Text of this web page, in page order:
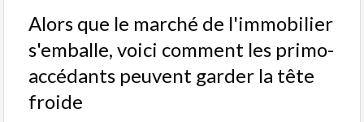
Alors que le marché de l'immobilier
s'emballe, voici comment les primo-
accédants peuvent garder la tête
froide